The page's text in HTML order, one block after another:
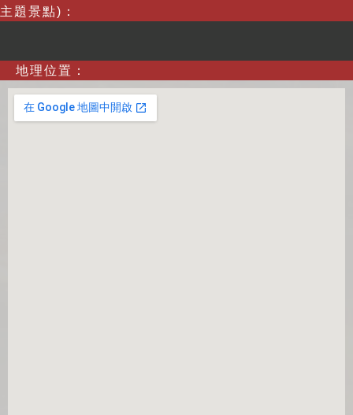
主題景點)：
地理位置：